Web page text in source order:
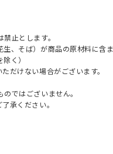
止とします。
そば）が商品の原材料に含
く）
だけない場合がございます。
ではございません。
承ください。